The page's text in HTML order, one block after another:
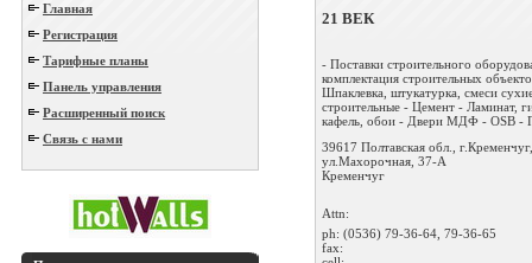
Главная
Регистрация
Тарифные планы
Панель управления
Расширенный поиск
Связь с нами
21 ВЕК
- Поставки строительного
комплектация строительных
Шпаклевка, штукатурка, смеси
строительные - Цемент - Ламинат,
кафель, обои - Двери МДФ - OSB -
39617 Полтавская обл., г.Кременчуг,
ул.Махорочная, 37-А
Кременчуг
Attn:
ph: (0536) 79-36-64, 79-36-65
fax: